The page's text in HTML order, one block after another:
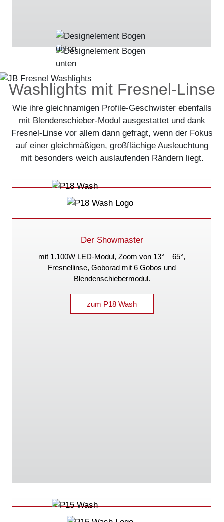
Washlights mit Fresnel-Linse
Wie ihre gleichnamigen Profile-Geschwister ebenfalls
mit Blendenschieber-Modul ausgestattet und dank
Fresnel-Linse vor allem dann gefragt, wenn der Fokus
auf einer gleichmäßigen, großflächige Ausleuchtung
mit besonders weich auslaufenden Rändern liegt.
Der Showmaster
mit 1.100W LED-Modul, Zoom von 13° – 65°,
Fresnellinse, Goborad mit 6 Gobos und
Blendenschiebermodul.
zum P18 Wash